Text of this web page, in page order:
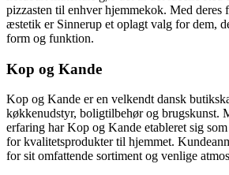
pizzasten til enhver hjemmekok. Med deres
æstetik er Sinnerup et oplagt valg for dem,
form og funktion.
Kop og Kande
Kop og Kande er en velkendt dansk
køkkenudstyr, boligtilbehør og brugskunst.
erfaring har Kop og Kande etableret sig
for kvalitetsprodukter til hjemmet.
for sit omfattende sortiment og venlige